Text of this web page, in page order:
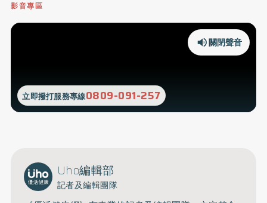
影音專區
立即撥打服務專線0809-091-257
關閉聲音
Uho編輯部
記者及編輯團隊